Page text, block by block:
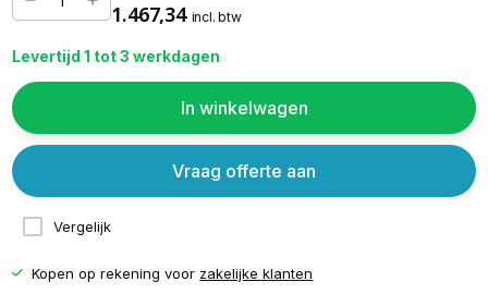
1.467,34 incl. btw
Levertijd 1 tot 3 werkdagen
In winkelwagen
Vergelijk
Vraag offerte aan
Kopen op rekening voor zakelijke klanten